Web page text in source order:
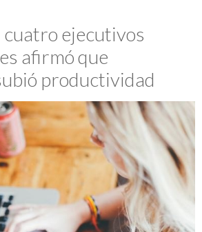
cuatro ejecutivos
afirmó que
productividad